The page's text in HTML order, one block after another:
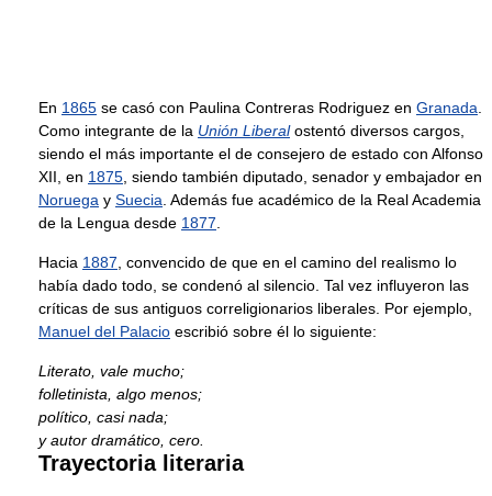
En 1865 se casó con Paulina Contreras Rodriguez en Granada
Como integrante de la Unión Liberalostentó diversos cargos,
siendo el más importante el de consejero de estado con Alfonso
XII, en 1875 , siendo también diputado, senador y embajador en
Noruega y Suecia . Además fue académico de la Real Academia
de la Lengua desde 1877
Hacia 1887 , convencido de que en el camino del realismo lo
había dado todo, se condenó al silencio. Tal vez influyeron las
críticas de sus antiguos correligionarios liberales. Por ejemplo,
Manuel del Palacio escribió sobre él lo siguiente:
Literato, vale mucho;
folletinista, algo menos;
político, casi nada;
y autor dramático, cero.
Trayectoria literaria